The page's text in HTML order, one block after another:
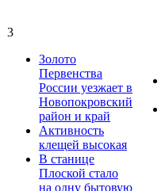
3
Золото
Первенства
России уезжает в
Новопокровский
район и край
Активность
клещей высокая
В станице
Плоской стало
на одну бытовую